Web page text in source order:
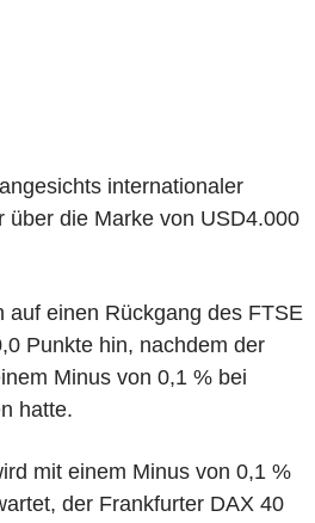
internationaler
über die Marke von USD4.000
auf einen Rückgang des FTSE
Punkte hin, nachdem der
Minus von 0,1 % bei
hatte.
mit einem Minus von 0,1 %
der Frankfurter DAX 40